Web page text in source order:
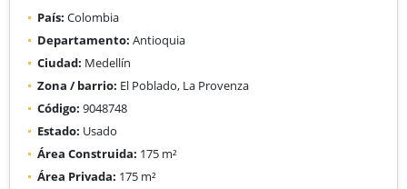
País: Colombia
Departamento: Antioquia
Ciudad: Medellín
Zona / barrio: El Poblado, La Provenza
Código: 9048748
Estado: Usado
Área Construida: 175 m²
Área Privada: 175 m²